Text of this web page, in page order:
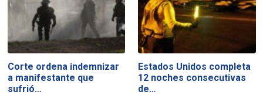
Corte ordena indemnizar
a manifestante que
sufrió…
Estados Unidos completa
12 noches consecutivas
de…